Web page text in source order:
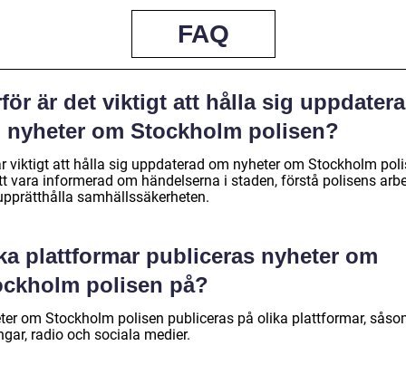
FAQ
är det viktigt att hålla sig
nyheter om Stockholm polisen?
viktigt att hålla sig uppdaterad om nyheter om Stockholm
vara informerad om händelserna i staden, förstå polisens
samhällssäkerheten.
plattformar publiceras nyheter om
polisen på?
om Stockholm polisen publiceras på olika plattformar,
radio och sociala medier.